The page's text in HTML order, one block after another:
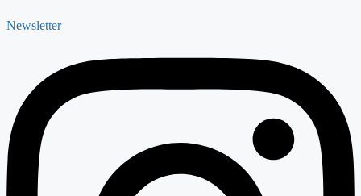
Newsletter